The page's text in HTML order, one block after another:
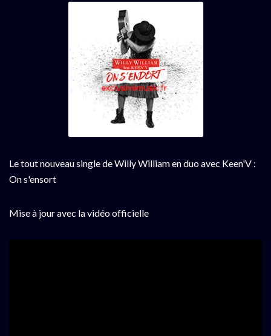
Le tout nouveau single de Willy William en duo avec Keen'V :
On s'ensort
Mise à jour avec la vidéo officielle